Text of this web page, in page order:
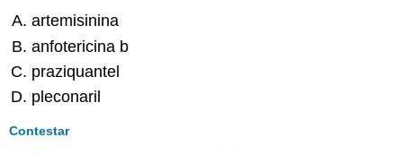
artemisinina
anfotericina b
praziquantel
pleconaril
Contestar